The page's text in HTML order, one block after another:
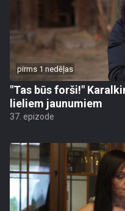
pirms 1 nedēļas
"Tas būs forši!"
lieliem jaunumiem
37. epizode